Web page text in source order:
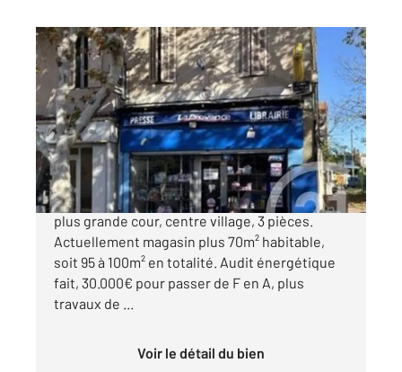
MARSEILLE 13013
70 m , 4 pièces
Ref : 67930
Maison à vendre
199 000 €
LES OLIVES, Maison de village sur deux plans
plus grande cour, centre village, 3 pièces.
Actuellement magasin plus 70m² habitable,
soit 95 à 100m² en totalité. Audit énergétique
fait, 30.000€ pour passer de F en A, plus
travaux de ...
Voir le détail du bien